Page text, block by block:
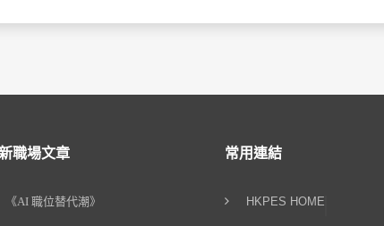
職場文章
《AI 職位替代潮》
常用連結
HKPES HOME